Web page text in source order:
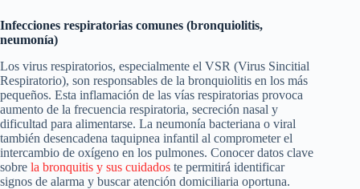
Infecciones respiratorias comunes (bronquiolitis,
neumonía)
Los virus respiratorios, especialmente el VSR (Virus Sincitial
Respiratorio), son responsables de la bronquiolitis en los más
pequeños. Esta inflamación de las vías respiratorias provoca
aumento de la frecuencia respiratoria, secreción nasal y
dificultad para alimentarse. La neumonía bacteriana o viral
también desencadena taquipnea infantil al comprometer el
intercambio de oxígeno en los pulmones. Conocer datos clave
sobre la bronquitis y sus cuidados te permitirá identificar
signos de alarma y buscar atención domiciliaria oportuna.